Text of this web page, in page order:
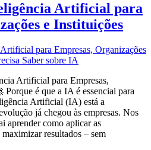
Artificial para
e Instituições
Artificial para Empresas,
é que a IA é essencial para
Artificial (IA) está a
já chegou às empresas. Nos
aprender como aplicar as
resultados – sem